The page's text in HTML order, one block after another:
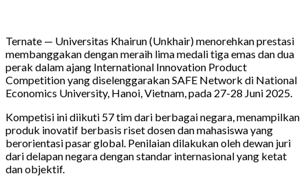
Ternate — Universitas Khairun (Unkhair) menorehkan prestasi
membanggakan dengan meraih lima medali tiga emas dan dua
perak dalam ajang International Innovation Product
Competition yang diselenggarakan SAFE Network di National
Economics University, Hanoi, Vietnam, pada 27-28 Juni 2025.
Kompetisi ini diikuti 57 tim dari berbagai negara, menampilkan
produk inovatif berbasis riset dosen dan mahasiswa yang
berorientasi pasar global. Penilaian dilakukan oleh dewan juri
dari delapan negara dengan standar internasional yang ketat
dan objektif.